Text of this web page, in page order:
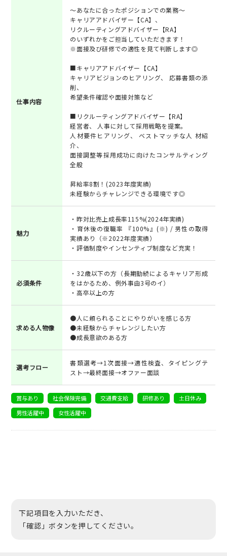
仕事内容
～あなたに合ったポジションでの業務～
キャリアアドバイザー【CA】、
リクルーティングアドバイザー【RA】
のいずれかをご担当していただきます！
※面接及び研修での適性を見て判断します◎
■キャリアアドバイザー【CA】
キャリアビジョンのヒアリング、 応募書類の添
削、
希望条件確認や面接対策など
■リクルーティングアドバイザー【RA】
経営者、 人事に対して採用戦略を提案。
人材要件ヒアリング、 ベストマッチな人 材紹
介、
面接調整等採用成功に向けたコンサルティング
全般
昇給率8割！(2023年度実績)
未経験からチャレンジできる環境です◎
魅力
・昨対比売上成長率115%(2024年実績)
・育休後の復職率 『100%』(※) / 男性の取得
実績あり（※2022年度実績）
・評価制度やインセンティブ制度など充実！
必須条件
・32歳以下の方（長期勤続によるキャリア形成
をはかるため、例外事由3号のイ）
・高卒以上の方
求める人物像
●人に頼られることにやりがいを感じる方
●未経験からチャレンジしたい方
●成長意欲のある方
選考フロー
書類選考→1次面接→適性検査、タイピングテ
スト→最終面接→オファー面談
賞与あり 社会保険完備 交通費支給 研修あり
土日休み
男性活躍中
女性活躍中
下記項目を入力いただき、
「確認」ボタンを押してください。